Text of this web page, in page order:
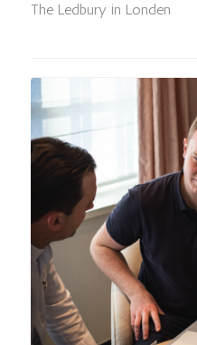
The Ledbury in Londen